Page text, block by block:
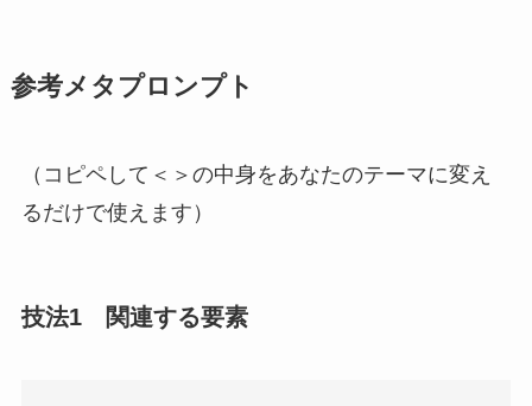
参考メタプロンプト
（コピペして＜＞の中身をあなたのテーマに変え
るだけで使えます）
技法1 関連する要素